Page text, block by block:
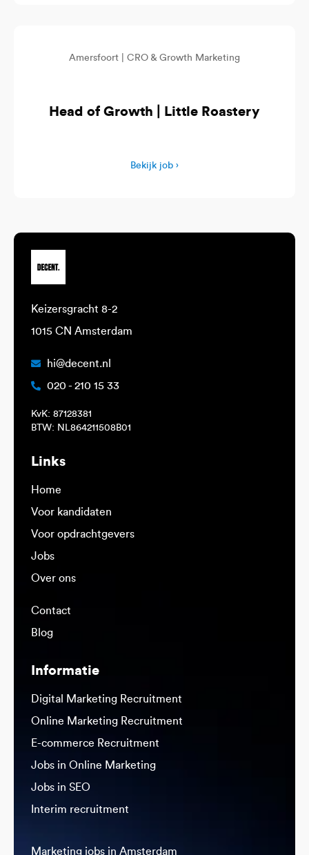
Amersfoort | CRO & Growth Marketing
Head of Growth | Little Roastery
Bekijk job ›
Keizersgracht 8-2
1015 CN Amsterdam
hi@decent.nl
020 - 210 15 33
KvK: 87128381
BTW: NL864211508B01
Links
Home
Voor kandidaten
Voor opdrachtgevers
Jobs
Over ons
Contact
Blog
Informatie
Digital Marketing Recruitment
Online Marketing Recruitment
E-commerce Recruitment
Jobs in Online Marketing
Jobs in SEO
Interim recruitment
Marketing jobs in Amsterdam